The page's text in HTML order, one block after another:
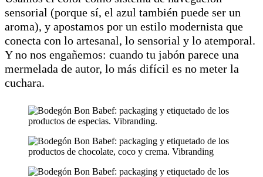
sensorial (porque sí, el azul también puede ser un
aroma), y apostamos por un estilo modernista que
conecta con lo artesanal, lo sensorial y lo atemporal.
Y no nos engañemos: cuando tu jabón parece una
mermelada de autor, lo más difícil es no meter la
cuchara.